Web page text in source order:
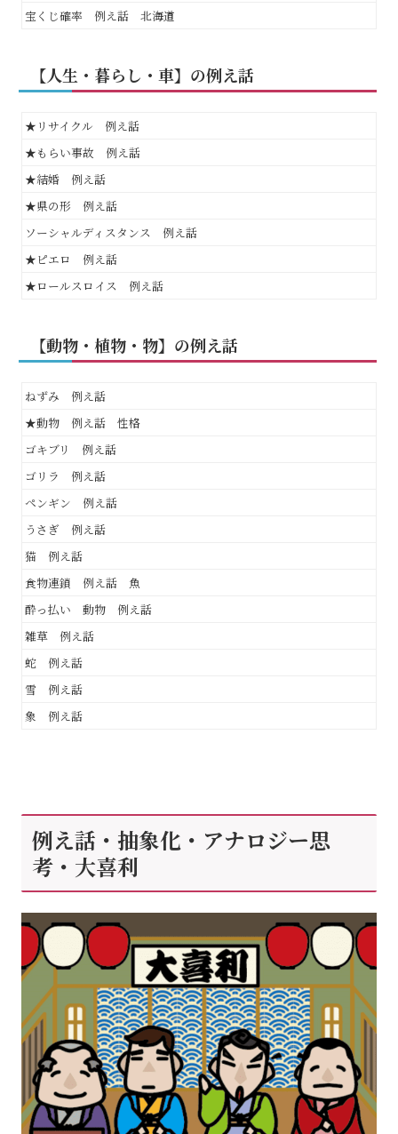
宝くじ確率 例え話 北海道
【人生・暮らし・車】の例え話
★リサイクル 例え話
★もらい事故 例え話
★結婚 例え話
★県の形 例え話
ソーシャルディスタンス 例え話
★ピエロ 例え話
★ロールスロイス 例え話
【動物・植物・物】の例え話
ねずみ 例え話
★動物 例え話 性格
ゴキブリ 例え話
ゴリラ 例え話
ペンギン 例え話
うさぎ 例え話
猫 例え話
食物連鎖 例え話 魚
酔っ払い 動物 例え話
雑草 例え話
蛇 例え話
雪 例え話
象 例え話
例え話・抽象化・アナロジー思
考・大喜利